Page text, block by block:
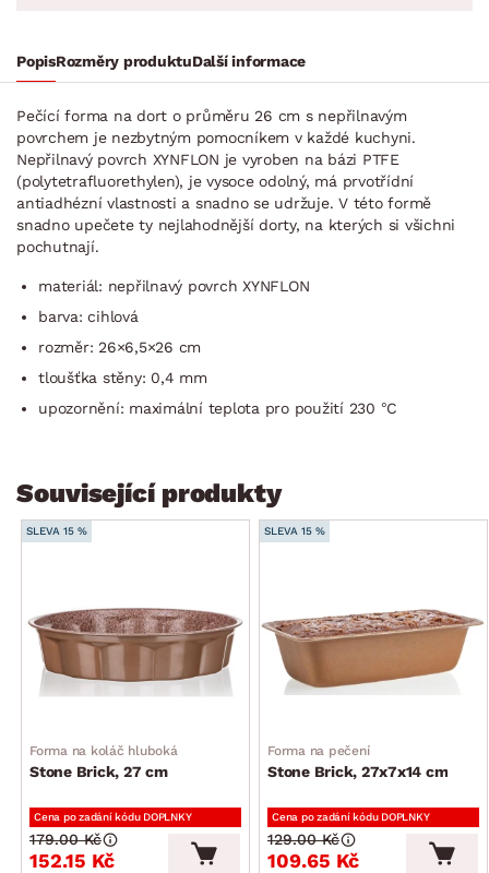
PopisRozměry produktuDalší informace
Pečící forma na dort o průměru 26 cm s nepřilnavým
povrchem je nezbytným pomocníkem v každé kuchyni.
Nepřilnavý povrch XYNFLON je vyroben na bázi PTFE
(polytetraflu­orethylen), je vysoce odolný, má prvotřídní
antiadhézní vlastnosti a snadno se udržuje. V této formě
snadno upečete ty nejlahodnější dorty, na kterých si všichni
pochutnají.
materiál: nepřilnavý povrch XYNFLON
barva: cihlová
rozměr: 26×6,5×26 cm
tloušťka stěny: 0,4 mm
upozornění: maximální teplota pro použití 230 °C
Související produkty
SLEVA 15 %
Forma na koláč hluboká
Stone Brick, 27 cm
Cena po zadání kódu DOPLNKY
152.15 Kč
179.00 Kč
SLEVA 15 %
Forma na pečení
Stone Brick, 27x7x14 cm
Cena po zadání kódu DOPLNKY
109.65 Kč
129.00 Kč